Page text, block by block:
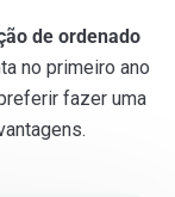
de ordenado
no primeiro ano
fazer uma